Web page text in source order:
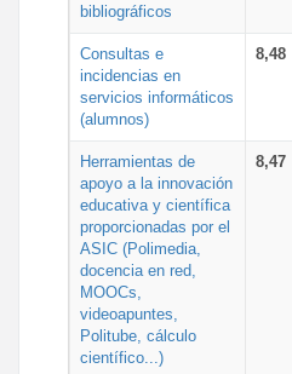
bibliográficos
Consultas e
incidencias en
servicios informáticos
(alumnos)
8,48
Herramientas de
apoyo a la innovación
educativa y científica
proporcionadas por el
ASIC (Polimedia,
docencia en red,
MOOCs,
videoapuntes,
Politube, cálculo
científico...)
8,47